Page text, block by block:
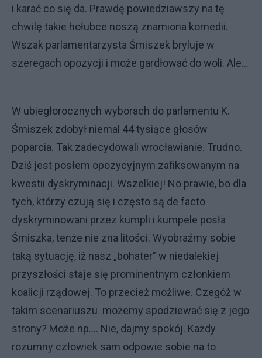
i karać co się da. Prawdę powiedziawszy na tę
chwilę takie hołubce noszą znamiona komedii.
Wszak parlamentarzysta Śmiszek bryluje w
szeregach opozycji i może gardłować do woli. Ale…
W ubiegłorocznych wyborach do parlamentu K.
Śmiszek zdobył niemal 44 tysiące głosów
poparcia. Tak zadecydowali wrocławianie. Trudno.
Dziś jest posłem opozycyjnym zafiksowanym na
kwestii dyskryminacji. Wszelkiej! No prawie, bo dla
tych, którzy czują się i często są de facto
dyskryminowani przez kumpli i kumpele posła
Śmiszka, tenże nie zna litości. Wyobraźmy sobie
taką sytuację, iż nasz „bohater” w niedalekiej
przyszłości staje się prominentnym członkiem
koalicji rządowej. To przecież możliwe. Czegóż w
takim scenariuszu możemy spodziewać się z jego
strony? Może np…. Nie, dajmy spokój. Każdy
rozumny człowiek sam odpowie sobie na to